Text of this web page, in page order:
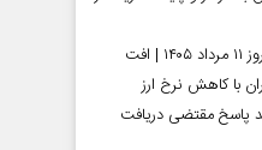
قیمت طلا و سکه امروز ۱۱ مرداد ۱۴۰۵ | افت
با کاهش نرخ ارز
پاسخ مقتضی دریافت